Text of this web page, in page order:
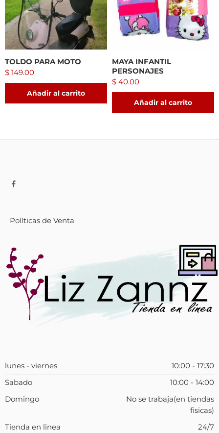
TOLDO PARA MOTO
$ 149.00
Añadir al carrito
MAYA INFANTIL
PERSONAJES
$ 40.00
Añadir al carrito
Políticas de Venta
lunes - viernes
10:00 - 17:30
Sabado
10:00 - 14:00
Domingo
No se trabaja(en tiendas
fisicas)
Tienda en linea
24/7